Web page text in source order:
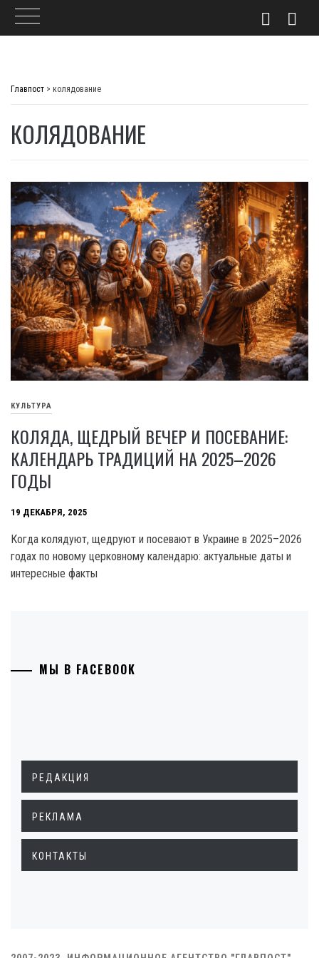
Главпост > колядование
КОЛЯДОВАНИЕ
КУЛЬТУРА
КОЛЯДА, ЩЕДРЫЙ ВЕЧЕР И ПОСЕВАНИЕ:
КАЛЕНДАРЬ ТРАДИЦИЙ НА 2025–2026
ГОДЫ
19 ДЕКАБРЯ, 2025
Когда колядуют, щедруют и посевают в Украине в 2025–2026
годах по новому церковному календарю: актуальные даты и
интересные факты
МЫ В FACEBOOK
РЕДАКЦИЯ
РЕКЛАМА
КОНТАКТЫ